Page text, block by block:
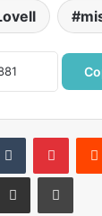
Tumblr
Compartir por correo electrónico